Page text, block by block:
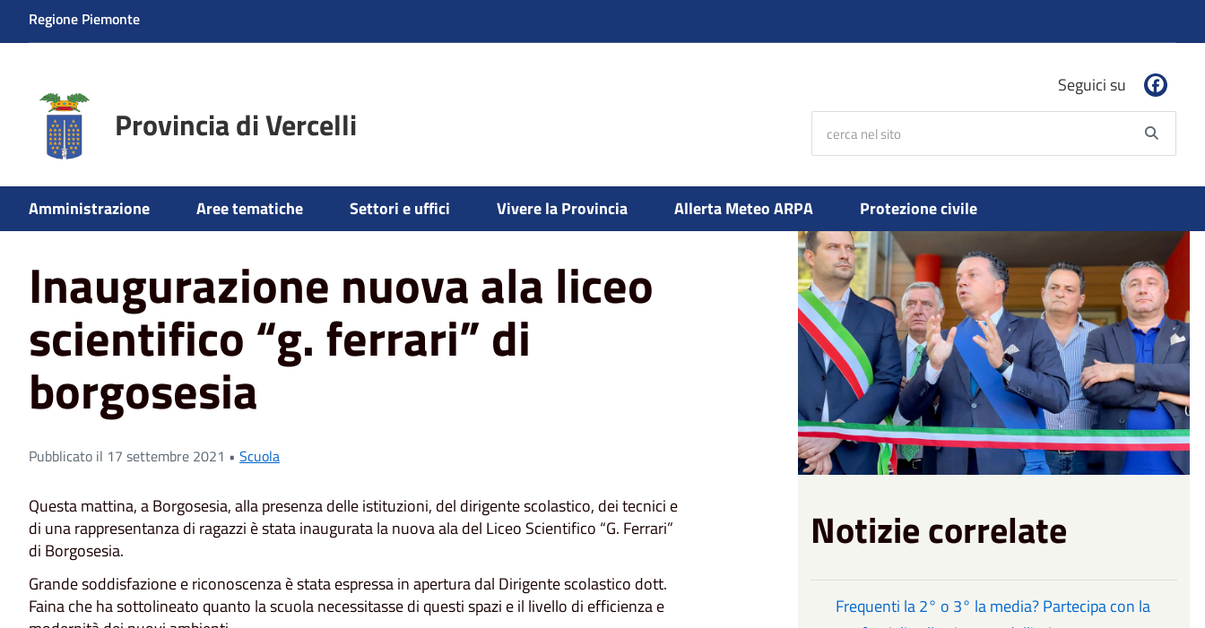
Regione Piemonte
Provincia di Vercelli
Seguici su
Amministrazione Aree tematiche Settori e uffici Vivere la Provincia Allerta Meteo ARPA Protezione civile
Home News Scuola Inaugurazione nuova ala liceo scientifico “g. ferrari” di borgosesia
Inaugurazione nuova ala liceo
scientifico “g. ferrari” di
borgosesia
Pubblicato il 17 settembre 2021 • Scuola
Questa mattina, a Borgosesia, alla presenza delle istituzioni, del dirigente scolastico, dei tecnici e
di una rappresentanza di ragazzi è stata inaugurata la nuova ala del Liceo Scientifico “G. Ferrari”
di Borgosesia.
Grande soddisfazione e riconoscenza è stata espressa in apertura dal Dirigente scolastico dott.
Faina che ha sottolineato quanto la scuola necessitasse di questi spazi e il livello di efficienza e
Notizie correlate
Frequenti la 2° o 3° la media? Partecipa con la